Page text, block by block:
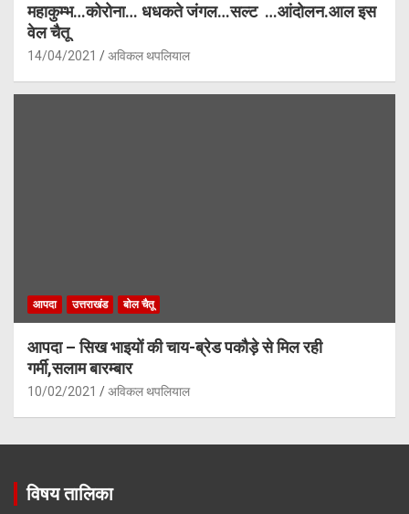
महाकुम्भ…कोरोना… धधकते जंगल…सल्ट …आंदोलन.आल इस
वेल चैतू
14/04/2021 अविकल थपलियाल
आपदा उत्तराखंड बोल चैतू
आपदा – सिख भाइयों की चाय-ब्रेड पकौड़े से मिल रही
गर्मी,सलाम बारम्बार
10/02/2021 अविकल थपलियाल
विषय तालिका